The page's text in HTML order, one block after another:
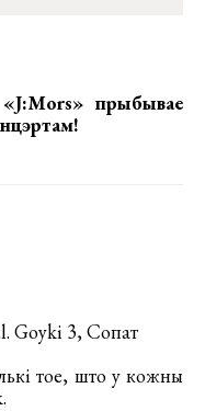
прыбывае
Goyki 3, Сопат
тое, што у кожны